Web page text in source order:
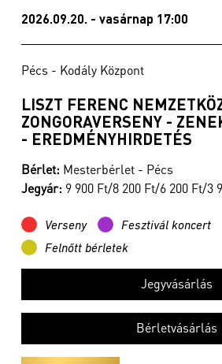
2026.09.20. - vasárnap 17:00
Pécs - Kodály Központ
LISZT FERENC
ZONGORAVERSENY -
- EREDMÉNYHIRDETÉS
Bérlet: Mesterbérlet - Pécs
Jegyár: 9 900 Ft/8 200 Ft/6 200 Ft/3
Verseny
Fesztivál koncert
Felnőtt bérletek
Jegyvásárlás
Bérletvásárlás